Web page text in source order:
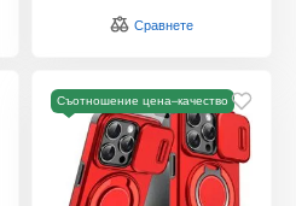
Сравнете
Съотношение цена–качество